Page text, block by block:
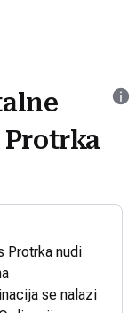
Protrka nudi
se nalazi